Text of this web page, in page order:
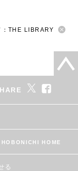
：THE LIBRARY
HOBONICHI HOME
る